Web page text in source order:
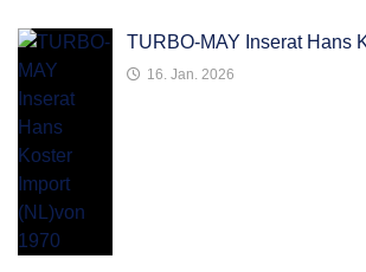
TURBO-MAY Inserat Hans
16. Jan. 2026